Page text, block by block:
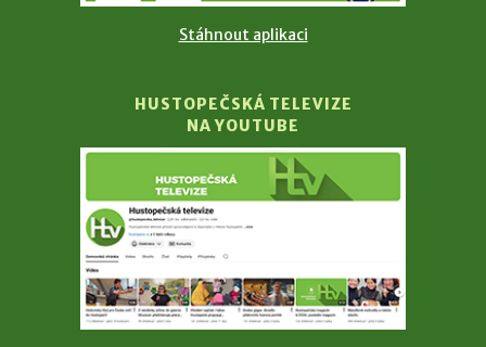
Stáhnout aplikaci
HUSTOPEČSKÁ TELEVIZE
NA YOUTUBE